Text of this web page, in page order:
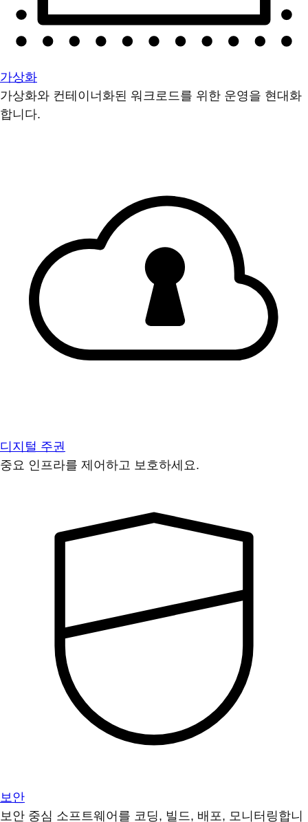
가상화
가상화와 컨테이너화된 워크로드를 위한 운영을 현대화
합니다.
디지털 주권
중요 인프라를 제어하고 보호하세요.
보안
보안 중심 소프트웨어를 코딩, 빌드, 배포, 모니터링합니